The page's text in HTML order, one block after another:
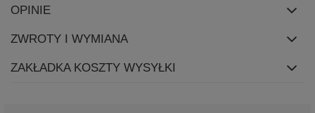
OPINIE
ZWROTY I WYMIANA
ZAKŁADKA KOSZTY WYSYŁKI